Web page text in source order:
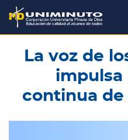
Pasar
contenido
principal
La voz de
impulsa
continua de